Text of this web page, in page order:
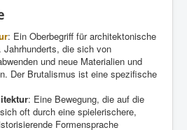
: Ein Oberbegriff für architektonische
Jahrhunderts, die sich von
und neue Materialien und
Der Brutalismus ist eine spezifische
: Eine Bewegung, die auf die
oft durch eine spielerischere,
Formensprache